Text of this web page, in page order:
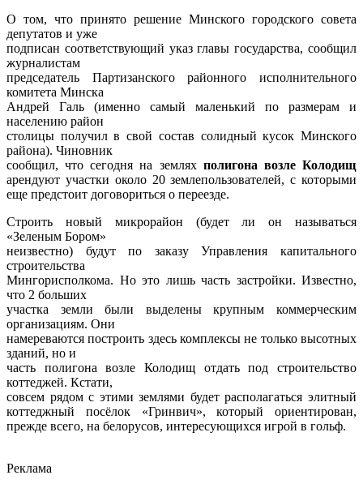
О том, что принято решение Минского городского совета
депутатов и уже
подписан соответствующий указ главы государства, сообщил
журналистам
председатель Партизанского районного исполнительного
комитета Минска
Андрей Галь (именно самый маленький по размерам и
населению район
столицы получил в свой состав солидный кусок Минского
района). Чиновник
сообщил, что сегодня на землях полигона возле Колодищ
арендуют участки около 20 землепользователей, с которыми
еще предстоит договориться о переезде.
Строить новый микрорайон (будет ли он называться
«Зеленым Бором»
неизвестно) будут по заказу Управления капитального
строительства
Мингорисполкома. Но это лишь часть застройки. Известно,
что 2 больших
участка земли были выделены крупным коммерческим
организациям. Они
намереваются построить здесь комплексы не только высотных
зданий, но и
часть полигона возле Колодищ отдать под строительство
коттеджей. Кстати,
совсем рядом с этими землями будет располагаться элитный
коттеджный посёлок «Гринвич», который ориентирован,
прежде всего, на белорусов, интересующихся игрой в гольф.
Реклама